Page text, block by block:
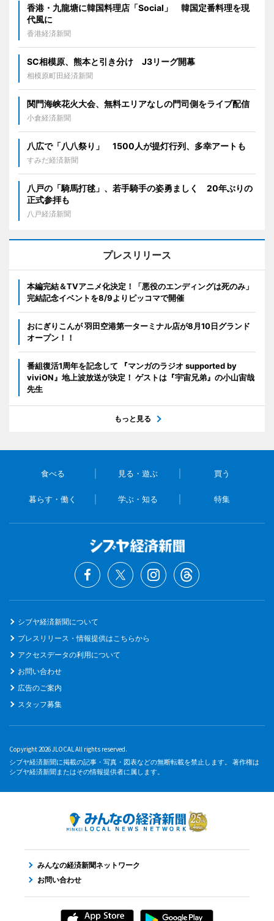
香港・九龍塘に韓国料理店「Social」 韓国定番料理を現
代風に
香港経済新聞
SC相模原、熊本と引き分け J3リーグ開幕
相模原町田経済新聞
関門海峡花火大会、無料エリアなしの門司側をライブ配信
小倉経済新聞
八広で「八八祭り」 1500人が提灯行列、多幸アートも
すみだ経済新聞
八戸の「騎馬打毬」、若手騎手の姿勇ましく 20年ぶりの
正式参拝も
八戸経済新聞
プレスリリース
本編完結＆TVアニメ化決定！「悪役のエンディングは死のみ」
完結記念イベントを8/9よりピッコマで開催
おにぎりこんが 羽田空港第一ターミナル店が8月10日グランド
オープン！！
番組復活1周年を記念して 『マンガのラジオ supported by
viviON』地上波放送が決定！ ゲストは『宇宙兄弟』の小山宙哉
先生
もっと見る
食べる 見る・遊ぶ 買う
暮らす・働く 学ぶ・知る 特集
シブヤ経済新聞について
プレスリリース・情報提供はこちらから
アクセスデータの利用について
お問い合わせ
広告のご案内
スタッフ募集
Copyright 2026 JLOCAL All rights reserved.
シブヤ経済新聞に掲載の記事・写真・図表などの無断転載を禁止します。 著作権は
シブヤ経済新聞またはその情報提供者に属します。
みんなの経済新聞ネットワーク
お問い合わせ